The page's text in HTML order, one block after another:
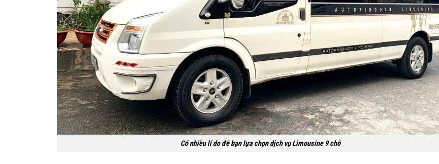
Có nhiều lí do để bạn lựa chọn dịch vụ Limousine 9 chỗ